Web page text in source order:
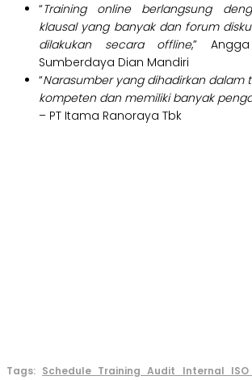
“Training online berlangsung
klausal yang banyak dan forum
dilakukan secara offline,”
Sumberdaya Dian Mandiri
“Narasumber yang dihadirkan dalam
kompeten dan memiliki banyak
– PT Itama Ranoraya Tbk
Tags: Schedule Training Audit Internal ISO